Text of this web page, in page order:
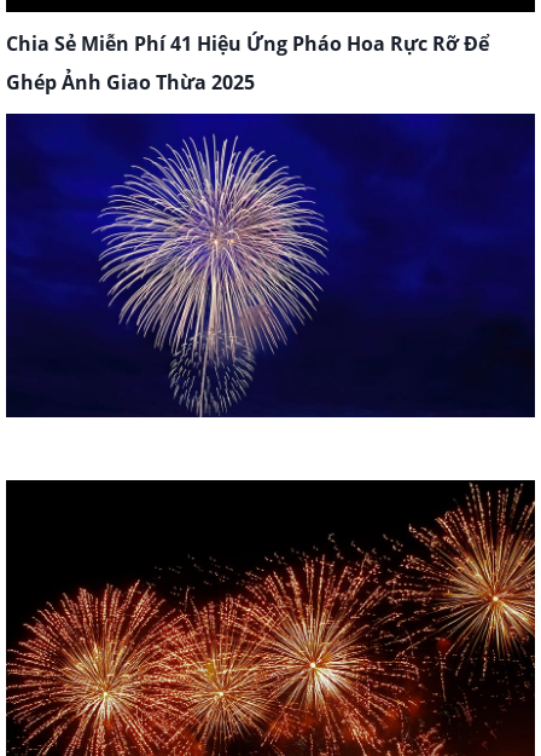
Chia Sẻ Miễn Phí 41 Hiệu Ứng Pháo Hoa Rực Rỡ Để
Ghép Ảnh Giao Thừa 2025